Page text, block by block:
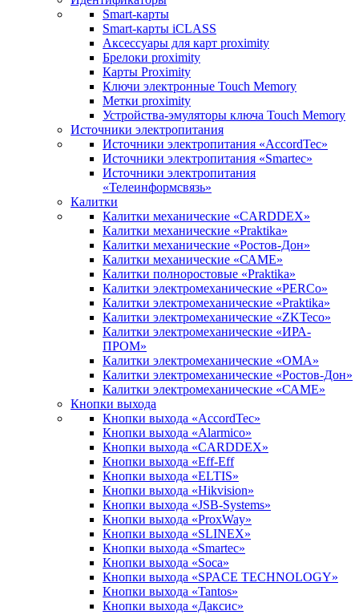
Smart-карты
Smart-карты iCLASS
Аксессуары для карт proximitу
Брелоки proximity
Карты Proximity
Ключи электронные Touch Memory
Метки proximity
Устройства-эмуляторы ключа Touch Memory
Источники электропитания
Источники электропитания «AccordTec»
Источники электропитания «Smartec»
Источники электропитания
«Телеинформсвязь»
Калитки
Калитки механические «CARDDEX»
Калитки механические «Praktika»
Калитки механические «Ростов-Дон»
Калитки механические «САМЕ»
Калитки полноростовые «Praktika»
Калитки электромеханические «PERCo»
Калитки электромеханические «Praktika»
Калитки электромеханические «ZKTeco»
Калитки электромеханические «ИРА-
ПРОМ»
Калитки электромеханические «ОМА»
Калитки электромеханические «Ростов-Дон»
Калитки электромеханические «САМЕ»
Кнопки выхода
Кнопки выхода «AccordTec»
Кнопки выхода «Alarmico»
Кнопки выхода «CARDDEX»
Кнопки выхода «Eff-Eff
Кнопки выхода «ELTIS»
Кнопки выхода «Hikvision»
Кнопки выхода «JSB-Systems»
Кнопки выхода «ProxWay»
Кнопки выхода «SLINEX»
Кнопки выхода «Smartec»
Кнопки выхода «Soca»
Кнопки выхода «SPACE TECHNOLOGY»
Кнопки выхода «Tantos»
Кнопки выхода «Даксис»